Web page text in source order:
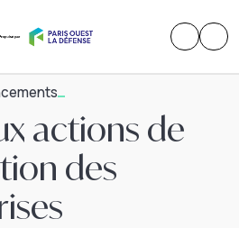
actions de
des